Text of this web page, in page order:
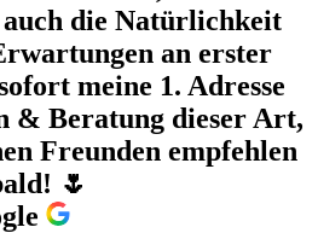
die Natürlichkeit
an erster
meine 1. Adresse
& Beratung dieser Art,
Freunden empfehlen
🌷